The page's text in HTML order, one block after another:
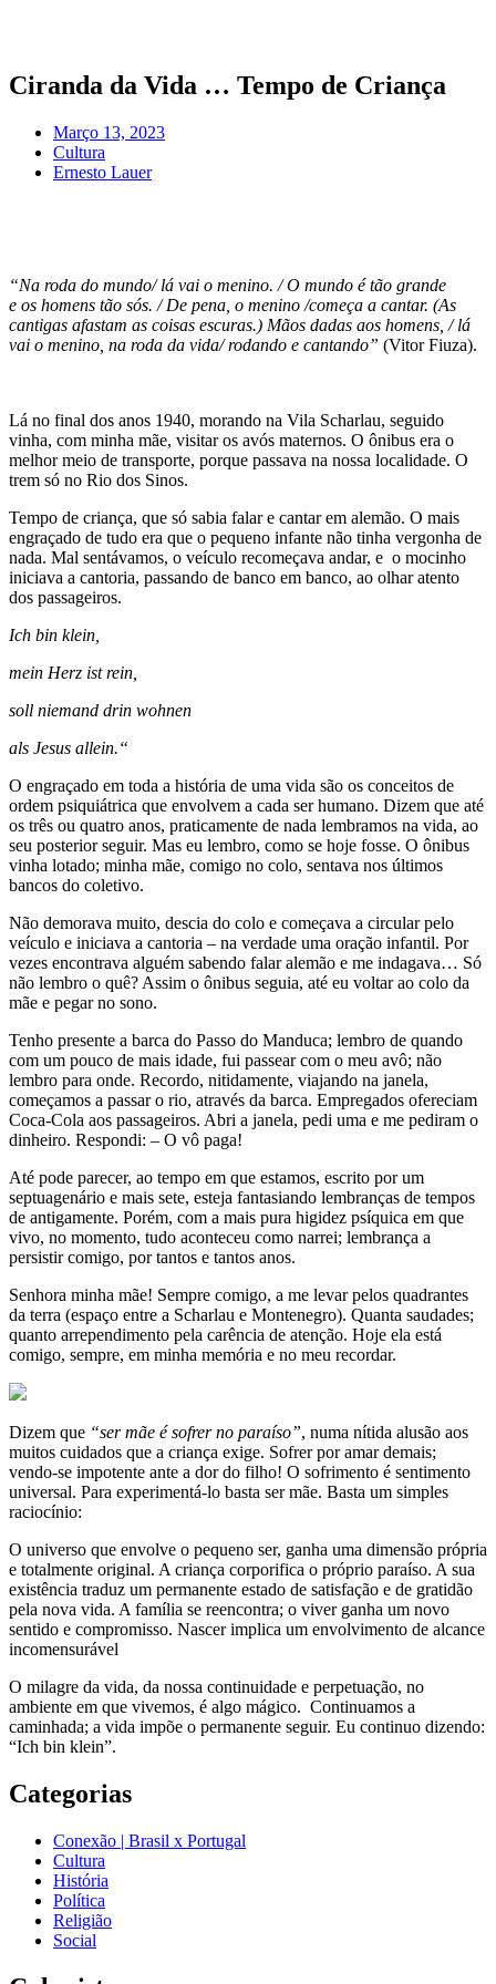
conteúdo
Ciranda da Vida … Tempo de Criança
Março 13, 2023
Cultura
Ernesto Lauer
“Na roda do mundo/ lá vai o menino. / O mundo é tão grande
e os homens tão sós. / De pena, o menino /começa a cantar. (As
cantigas afastam as coisas escuras.) Mãos dadas aos homens, / lá
vai o menino, na roda da vida/ rodando e cantando” (Vitor Fiuza).
Lá no final dos anos 1940, morando na Vila Scharlau, seguido
vinha, com minha mãe, visitar os avós maternos. O ônibus era o
melhor meio de transporte, porque passava na nossa localidade. O
trem só no Rio dos Sinos.
Tempo de criança, que só sabia falar e cantar em alemão. O mais
engraçado de tudo era que o pequeno infante não tinha vergonha de
nada. Mal sentávamos, o veículo recomeçava andar, e o mocinho
iniciava a cantoria, passando de banco em banco, ao olhar atento
dos passageiros.
Ich bin klein,
mein Herz ist rein,
soll niemand drin wohnen
als Jesus allein.“
O engraçado em toda a história de uma vida são os conceitos de
ordem psiquiátrica que envolvem a cada ser humano. Dizem que até
os três ou quatro anos, praticamente de nada lembramos na vida, ao
seu posterior seguir. Mas eu lembro, como se hoje fosse. O ônibus
vinha lotado; minha mãe, comigo no colo, sentava nos últimos
bancos do coletivo.
Não demorava muito, descia do colo e começava a circular pelo
veículo e iniciava a cantoria – na verdade uma oração infantil. Por
vezes encontrava alguém sabendo falar alemão e me indagava… Só
não lembro o quê? Assim o ônibus seguia, até eu voltar ao colo da
mãe e pegar no sono.
Tenho presente a barca do Passo do Manduca; lembro de quando
com um pouco de mais idade, fui passear com o meu avô; não
lembro para onde. Recordo, nitidamente, viajando na janela,
começamos a passar o rio, através da barca. Empregados ofereciam
Coca-Cola aos passageiros. Abri a janela, pedi uma e me pediram o
dinheiro. Respondi: – O vô paga!
Até pode parecer, ao tempo em que estamos, escrito por um
septuagenário e mais sete, esteja fantasiando lembranças de tempos
de antigamente. Porém, com a mais pura higidez psíquica em que
vivo, no momento, tudo aconteceu como narrei; lembrança a
persistir comigo, por tantos e tantos anos.
Senhora minha mãe! Sempre comigo, a me levar pelos quadrantes
da terra (espaço entre a Scharlau e Montenegro). Quanta saudades;
quanto arrependimento pela carência de atenção. Hoje ela está
comigo, sempre, em minha memória e no meu recordar.
Dizem que “ser mãe é sofrer no paraíso”, numa nítida alusão aos
muitos cuidados que a criança exige. Sofrer por amar demais;
vendo-se impotente ante a dor do filho! O sofrimento é sentimento
universal. Para experimentá-lo basta ser mãe. Basta um simples
raciocínio:
O universo que envolve o pequeno ser, ganha uma dimensão própria
e totalmente original. A criança corporifica o próprio paraíso. A sua
existência traduz um permanente estado de satisfação e de gratidão
pela nova vida. A família se reencontra; o viver ganha um novo
sentido e compromisso. Nascer implica um envolvimento de alcance
incomensurável
O milagre da vida, da nossa continuidade e perpetuação, no
ambiente em que vivemos, é algo mágico. Continuamos a
caminhada; a vida impõe o permanente seguir. Eu continuo dizendo:
“Ich bin klein”.
Categorias
Conexão | Brasil x Portugal
Cultura
História
Política
Religião
Social